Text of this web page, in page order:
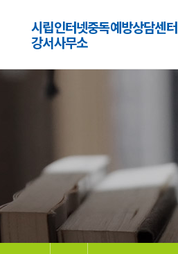
시립인터넷중독예방상담센터
강서사무소